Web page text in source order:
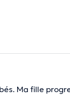
Ma fille